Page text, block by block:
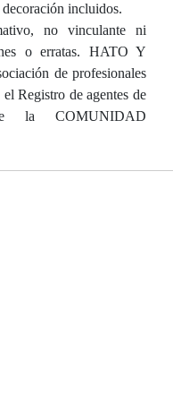
incluidos.
no vinculante ni
o erratas. HATO Y
de profesionales
Registro de agentes de
la COMUNIDAD